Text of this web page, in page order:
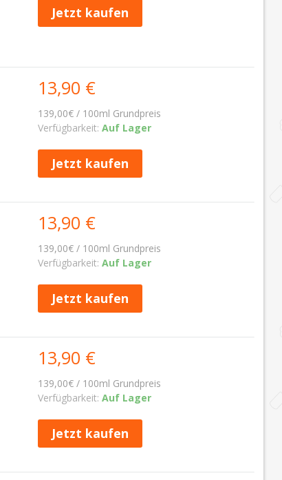
Jetzt kaufen
13,90 €
139,00€ / 100ml Grundpreis
Verfügbarkeit: Auf Lager
Jetzt kaufen
13,90 €
139,00€ / 100ml Grundpreis
Verfügbarkeit: Auf Lager
Jetzt kaufen
13,90 €
139,00€ / 100ml Grundpreis
Verfügbarkeit: Auf Lager
Jetzt kaufen